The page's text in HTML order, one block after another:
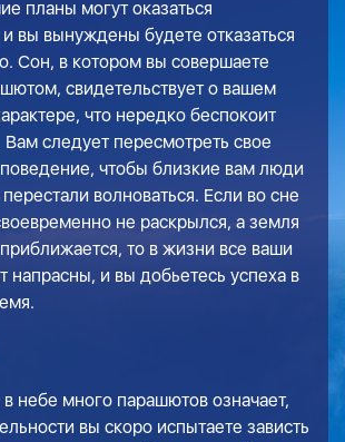
планы могут оказаться
вы вынуждены будете отказаться
Сон, в котором вы совершаете
свидетельствует о вашем
что нередко беспокоит
следует пересмотреть свое
чтобы близкие вам люди
волноваться. Если во сне
не раскрылся, а земля
то в жизни все ваши
напрасны, и вы добьетесь успеха в
небе много парашютов означает,
вы скоро испытаете зависть